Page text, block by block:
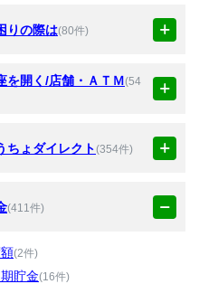
りの際は(80件)
を開く/店舗・ＡＴＭ(54
ちょダイレクト(354件)
(411件)
(2件)
貯金(16件)